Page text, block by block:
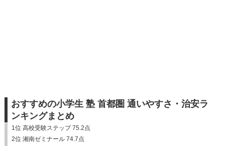
おすすめの小学生 塾 首都圏 通いやすさ・治安ラ
ンキングまとめ
1位 高校受験ステップ 75.2点
2位 湘南ゼミナール 74.7点